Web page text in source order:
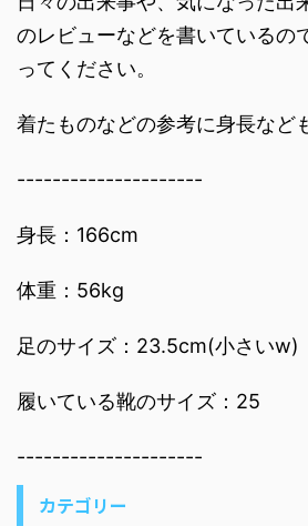
のレビューなどを書いているの
ってください。
着たものなどの参考に身長など
---------------------
身長：166cm
体重：56kg
足のサイズ：23.5cm(小さいw)
履いている靴のサイズ：25
---------------------
カテゴリー